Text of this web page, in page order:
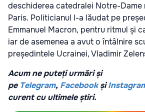
deschiderea catedralei Notre-Dame
Paris. Politicianul l-a lăudat pe
Emmanuel Macron, pentru ritmul și
iar de asemenea a avut o întâlnire
președintele Ucrainei, Vladimir
Acum ne puteți urmări și
pe Telegram, Facebook și
curent cu ultimele știri.